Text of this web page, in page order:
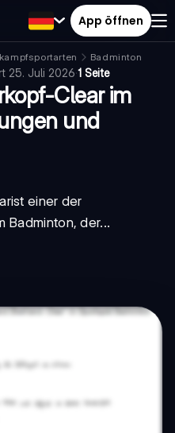
App öffnen
Badminton
25. Juli 2026·1 Seite
Clear im
und
ist einer der
Badminton, der...